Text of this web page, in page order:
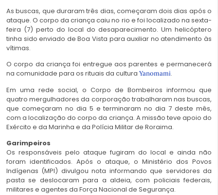
As buscas, que duraram três dias, começaram dois dias após o
ataque. O corpo da criança caiu no rio e foi localizado na sexta-
feira (7) perto do local do desaparecimento. Um helicóptero
tinha sido enviado de Boa Vista para auxiliar no atendimento às
vítimas.
O corpo da criança foi entregue aos parentes e permanecerá
na comunidade para os rituais da cultura Yanomami.
Em uma rede social, o Corpo de Bombeiros informou que
quatro mergulhadores da corporação trabalharam nas buscas,
que começaram no dia 5 e terminaram no dia 7 deste mês,
com a localização do corpo da criança. A missão teve apoio do
Exército e da Marinha e da Polícia Militar de Roraima.
Garimpeiros
Os responsáveis pelo ataque fugiram do local e ainda não
foram identificados. Após o ataque, o Ministério dos Povos
Indígenas (MPI) divulgou nota informando que servidores da
pasta se deslocaram para a aldeia, com policiais federais,
militares e agentes da Força Nacional de Segurança.